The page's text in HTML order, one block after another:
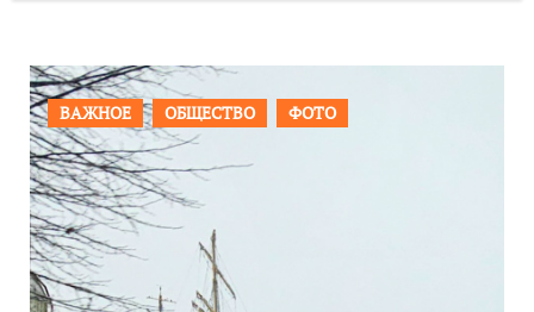
ПРОИСШЕСТВИЯ ФОТО